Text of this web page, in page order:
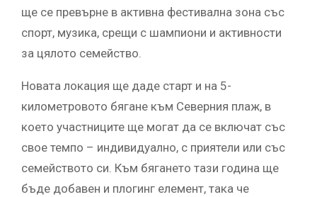
ще се превърне в активна фестивална зона със
спорт, музика, срещи с шампиони и активности
за цялото семейство.
Новата локация ще даде старт и на 5-
километровото бягане към Северния плаж, в
което участниците ще могат да се включат със
свое темпо – индивидуално, с приятели или със
семейството си. Към бягането тази година ще
бъде добавен и плогинг елемент, така че